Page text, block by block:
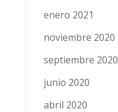
enero 2021
noviembre 2020
septiembre 2020
junio 2020
abril 2020